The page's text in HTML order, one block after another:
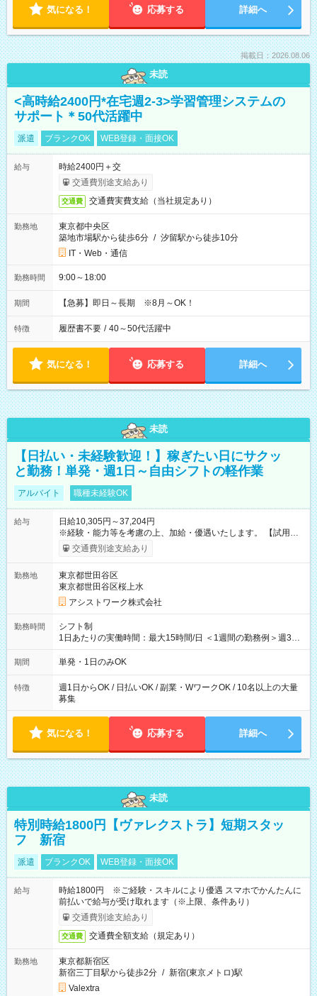
気になる！ 応募する 詳細へ
掲載日：2026.08.06
未読
<高時給2400円*在宅週2-3>学習管理システムの
サポート＊50代活躍中
派遣 ブランクOK WEB登録・面接OK
給与
時給2400円＋交
交通費別途支給あり
交通費 交通費実費支給（当社規定あり）
勤務地
東京都中央区
築地市場駅から徒歩6分 / 汐留駅から徒歩10分
IT・Web・通信
勤務時間 9:00～18:00
期間 【急募】即日～長期 ※8月～OK！
特徴 履歴書不要 / 40～50代活躍中
気になる！ 応募する 詳細へ
未読
【日払い・未経験歓迎！】稼ぎたい日にサクッ
と勤務！単発・週1日～自由シフトの軽作業
アルバイト 職種未経験OK
給与
日給10,305円～37,204円
※経験・能力等を考慮の上、加給・優遇いたします。 【試用期
間】試用期間なし
交通費別途支給あり
勤務地
東京都世田谷区
東京都世田谷区桜上水
アシストワーク株式会社
勤務時間
シフト制
1日あたりの実働時間：最大15時間/日 ＜1週間の勤務例＞週3回
勤務 勤務：月・水・金 休み：火・木・土・日 好きな時にお仕事
可能です！ ※1日あたりの最大実働時間は日勤、夜勤共に勤務し
期間 単発・1日のみOK
特徴
週1日からOK / 日払いOK / 副業・WワークOK / 10名以上の大量
募集
気になる！ 応募する 詳細へ
未読
特別時給1800円【ヴァレクストラ】短期スタッ
フ 新宿
派遣 ブランクOK WEB登録・面接OK
給与
時給1800円 ※ご経験・スキルにより優遇 スマホでかんたんに
前払いで給与が受け取れます（※上限、条件あり）
交通費別途支給あり
交通費 交通費全額支給（規定あり）
勤務地
東京都新宿区
新宿三丁目駅から徒歩2分 / 新宿(東京メトロ)駅
Valextra